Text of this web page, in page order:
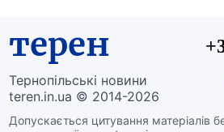
терен
Тернопільські новини
teren.in.ua © 2014-2026
Допускається цитування матеріалів